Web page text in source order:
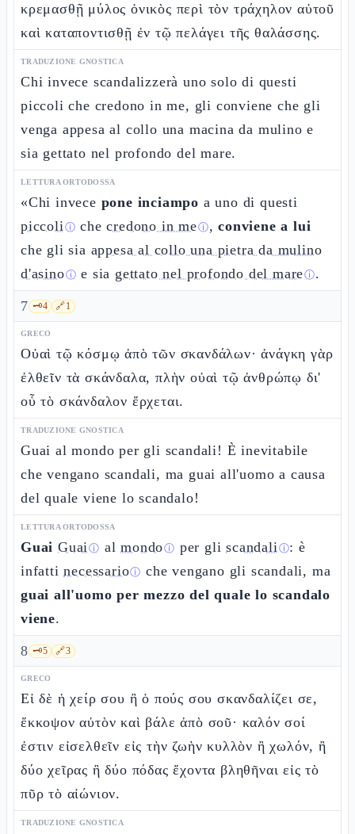
κρεμασθῇ μύλος ὀνικὸς περὶ τὸν τράχηλον αὐτοῦ
καὶ καταποντισθῇ ἐν τῷ πελάγει τῆς θαλάσσης.
TRADUZIONE GNOSTICA
Chi invece scandalizzerà uno solo di questi
piccoli che credono in me, gli conviene che gli
venga appesa al collo una macina da mulino e
sia gettato nel profondo del mare.
LETTURA ORTODOSSA
«Chi invece pone inciampo a uno di questi
piccoliⓘ checredono in meⓘ,conviene a lui
che gli sia appesa al collo una pietra da mulino
d'asinoⓘ e sia gettato nel profondo del mareⓘ.
7 🗝️4 🔗1
GRECO
Οὐαὶ τῷ κόσμῳ ἀπὸ τῶν σκανδάλων· ἀνάγκη γὰρ
ἐλθεῖν τὰ σκάνδαλα, πλὴν οὐαὶ τῷ ἀνθρώπῳ δι'
οὗ τὸ σκάνδαλον ἔρχεται.
TRADUZIONE GNOSTICA
Guai al mondo per gli scandali! È inevitabile
che vengano scandali, ma guai all'uomo a causa
del quale viene lo scandalo!
LETTURA ORTODOSSA
Guai Guaiⓘ almondoⓘ per gliscandaliⓘ: è
infattinecessarioⓘ che vengano gli scandali, ma
guai all'uomo per mezzo del quale lo scandalo
viene.
8 🗝️5 🔗3
GRECO
Εἰ δὲ ἡ χείρ σου ἢ ὁ πούς σου σκανδαλίζει σε,
ἔκκοψον αὐτὸν καὶ βάλε ἀπὸ σοῦ· καλόν σοί
ἐστιν εἰσελθεῖν εἰς τὴν ζωὴν κυλλὸν ἢ χωλόν, ἢ
δύο χεῖρας ἢ δύο πόδας ἔχοντα βληθῆναι εἰς τὸ
πῦρ τὸ αἰώνιον.
TRADUZIONE GNOSTICA